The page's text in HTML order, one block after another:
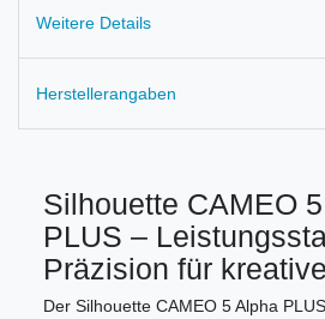
Weitere Details
Herstellerangaben
Silhouette CAMEO
PLUS –
Präzision für
Der Silhouette CAMEO 5 Alpha